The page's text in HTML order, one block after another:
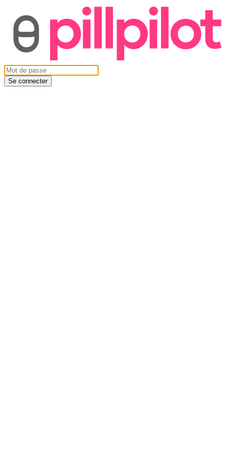
Se connecter